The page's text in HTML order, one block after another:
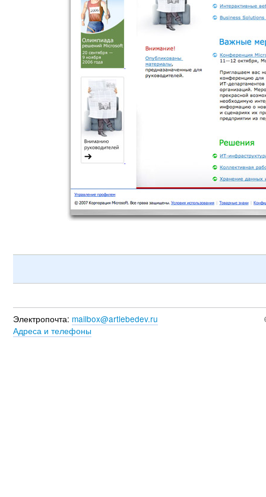
Электропочта: mailbox@artlebedev.ru
Адреса и телефоны